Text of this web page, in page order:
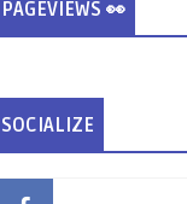
PAGEVIEWS 👀
SOCIALIZE